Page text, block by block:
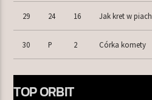
29 24 16 Jak kret w piach
30 P 2 Córka komety
TOP ORBIT